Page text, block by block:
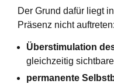
Der Grund dafür liegt
Präsenz nicht auftreten:
Überstimulation
gleichzeitig
permanente